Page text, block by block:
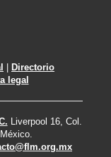
Directorio
legal
Liverpool 16, Col.